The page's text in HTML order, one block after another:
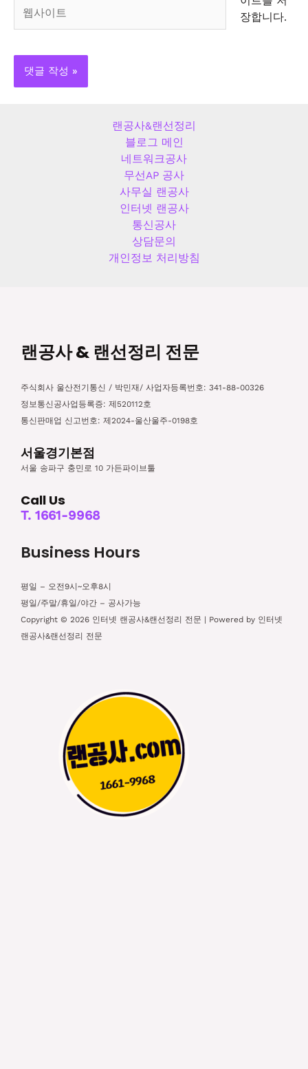
트
장합니다.
랜공사&랜선정리
블로그 메인
네트워크공사
무선AP 공사
사무실 랜공사
인터넷 랜공사
통신공사
상담문의
개인정보 처리방침
랜공사 & 랜선정리 전문
주식회사 울산전기통신 / 박민재/ 사업자등록번호: 341-88-00326
정보통신공사업등록증: 제520112호
통신판매업 신고번호: 제2024-울산울주-0198호
서울경기본점
서울 송파구 충민로 10 가든파이브툴
Call Us
T. 1661-9968
Business Hours
평일 – 오전9시~오후8시
평일/주말/휴일/야간 – 공사가능
Copyright © 2026 인터넷 랜공사&랜선정리 전문 | Powered by 인터넷
랜공사&랜선정리 전문